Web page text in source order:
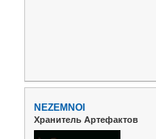
NEZEMNOI
Хранитель Артефактов